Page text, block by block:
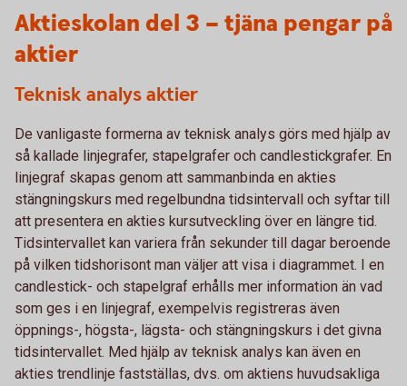
Aktieskolan del 3 – tjäna pengar på
aktier
Teknisk analys aktier
De vanligaste formerna av teknisk analys görs med hjälp av
så kallade linjegrafer, stapelgrafer och candlestickgrafer. En
linjegraf skapas genom att sammanbinda en akties
stängningskurs med regelbundna tidsintervall och syftar till
att presentera en akties kursutveckling över en längre tid.
Tidsintervallet kan variera från sekunder till dagar beroende
på vilken tidshorisont man väljer att visa i diagrammet. I en
candlestick- och stapelgraf erhålls mer information än vad
som ges i en linjegraf, exempelvis registreras även
öppnings-, högsta-, lägsta- och stängningskurs i det givna
tidsintervallet. Med hjälp av teknisk analys kan även en
akties trendlinje fastställas, dvs. om aktiens huvudsakliga